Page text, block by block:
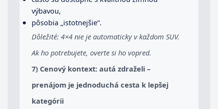
výbavou,
pôsobia „istotnejšie“.
Dôležité: 4×4 nie je automaticky v každom SUV.
Ak ho potrebujete, overte si ho vopred.
7) Cenový kontext: autá zdraželi –
prenájom je jednoduchá cesta k lepšej
kategórii